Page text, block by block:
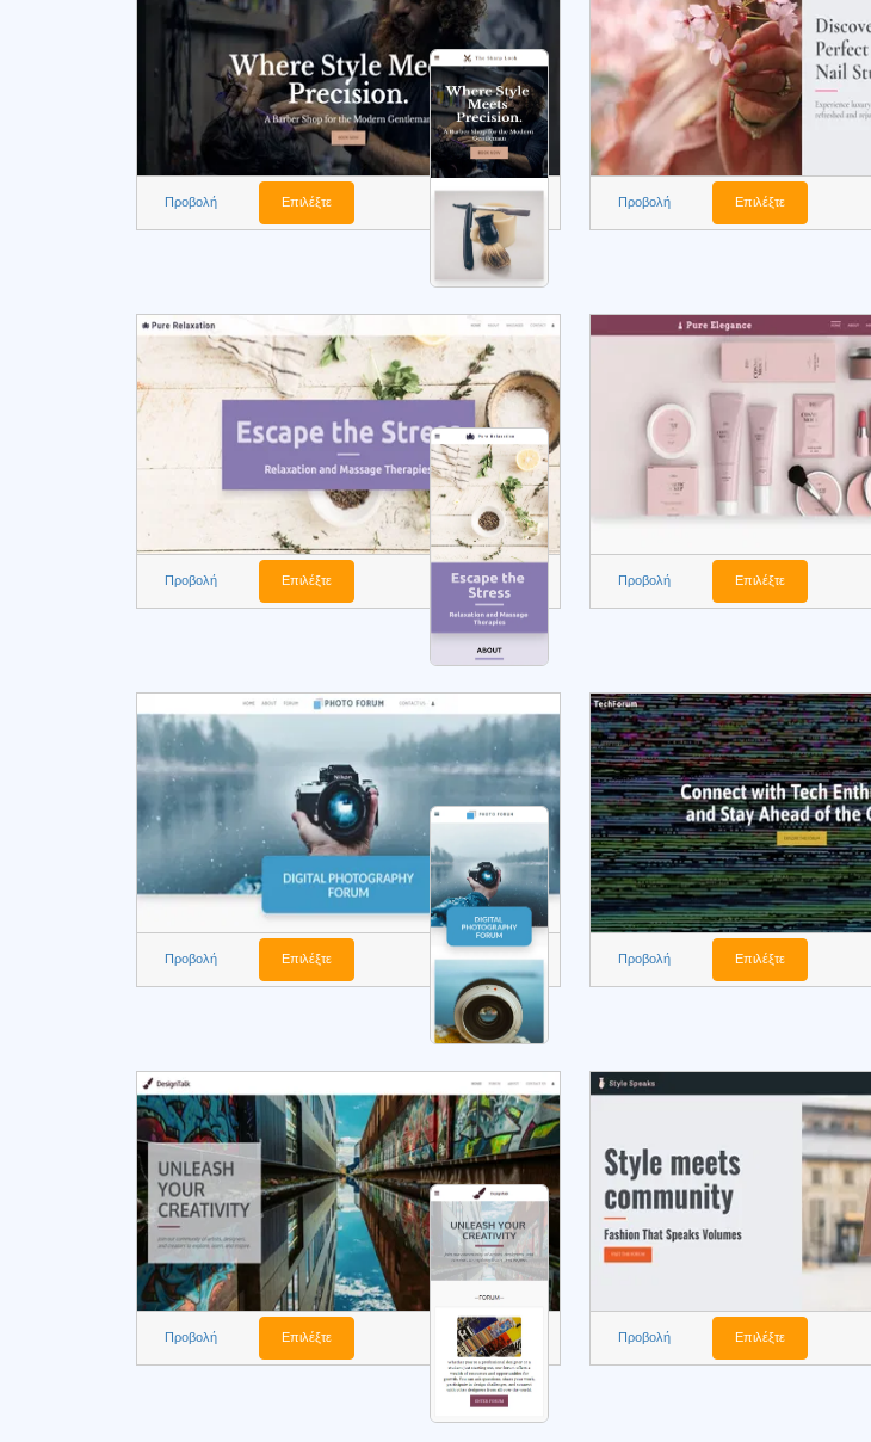
Προβολή Επιλέξτε Προβολή Επιλέξτε
Προβολή Επιλέξτε Προβολή Επιλέξτε
Προβολή Επιλέξτε Προβολή Επιλέξτε
Προβολή Επιλέξτε Προβολή Επιλέξτε